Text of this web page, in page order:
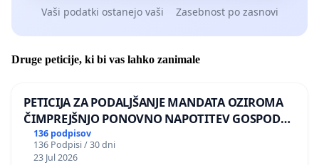
Vaši podatki ostanejo vaši Zasebnost po zasnovi
Druge peticije, ki bi vas lahko zanimale
PETICIJA ZA PODALJŠANJE MANDATA OZIROMA
ČIMPREJŠNJO PONOVNO NAPOTITEV GOSPODA
BERNARDA ŠRAJNERJA NA VELEPOSLANIŠTVO
REPUBLIKE SLOVENIJE V MOSKVI
136 podpisov
136 Podpisi / 30 dni
23 Jul 2026